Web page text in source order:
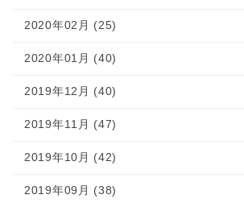
2020年02月 (25)
2020年01月 (40)
2019年12月 (40)
2019年11月 (47)
2019年10月 (42)
2019年09月 (38)